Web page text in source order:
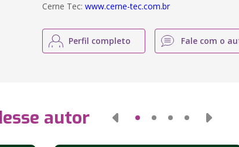
Cerne Tec:www.cerne-tec.com.br
Perfil completo Fale com o
autor